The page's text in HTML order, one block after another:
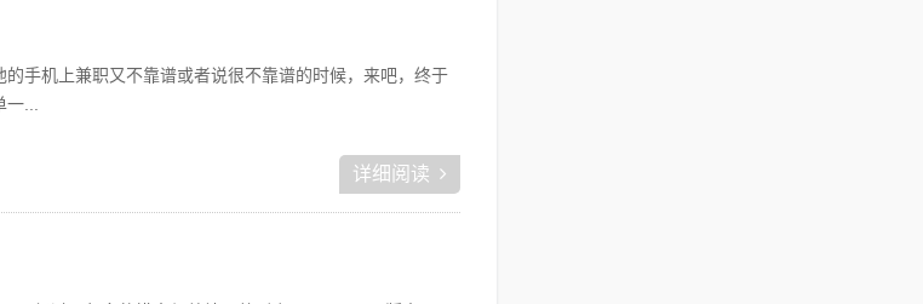
手机上兼职又不靠谱或者说很不靠谱的时候，来吧，终于
...
详细阅读